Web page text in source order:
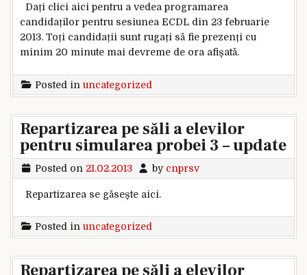
Dați clici aici pentru a vedea programarea
candidaților pentru sesiunea ECDL din 23 februarie
2013. Toți candidații sunt rugați să fie prezenți cu
minim 20 minute mai devreme de ora afișată.
Posted in uncategorized
Repartizarea pe săli a elevilor
pentru simularea probei 3 – update
Posted on 21.02.2013 by cnprsv
Repartizarea se găsește aici.
Posted in uncategorized